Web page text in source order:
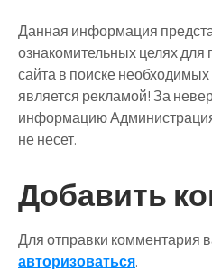
Данная информация
ознакомительных целях
сайта в поиске
является рекламой! За
информацию Администрация
не несет.
Добавить
Для отправки комментария
авторизоваться.